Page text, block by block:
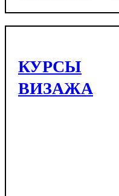
КУРСЫ
ВИЗАЖА